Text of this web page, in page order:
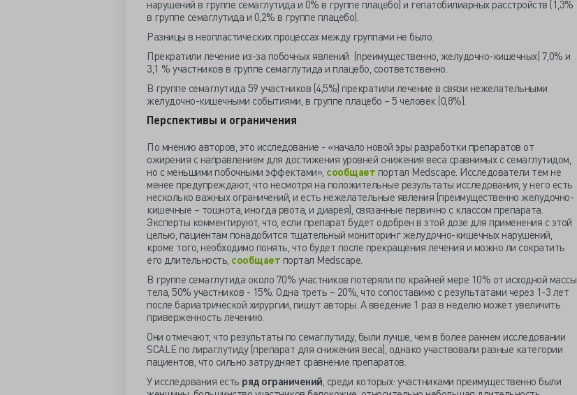
нарушений в группе семаглутида и 0% в группе плацебо) и гепатобилиарных расстройств (1,3%
в группе семаглутида и 0,2% в группе плацебо).
Разницы в неопластических процессах между группами не было.
Прекратили лечение из-за побочных явлений (преимущественно, желудочно-кишечных) 7,0% и
3,1 % участников в группе семаглутида и плацебо, соответственно.
В группе семаглутида 59 участников (4,5%) прекратили лечение в связи нежелательными
желудочно-кишечными событиями, в группе плацебо – 5 человек (0,8%).
Перспективы и ограничения
По мнению авторов, это исследование - «начало новой эры разработки препаратов от
ожирения с направлением для достижения уровней снижения веса сравнимых с семаглутидом,
но с меньшими побочными эффектами», сообщает портал Medscape. Исследователи тем не
менее предупреждают, что несмотря на положительные результаты исследования, у него есть
несколько важных ограничений, и есть нежелательные явления (преимущественно желудочно-
кишечные – тошнота, иногда рвота, и диарея), связанные первично с классом препарата.
Эксперты комментируют, что, если препарат будет одобрен в этой дозе для применения с этой
целью, пациентам понадобится тщательный мониторинг желудочно-кишечных нарушений,
кроме того, необходимо понять, что будет после прекращения лечения и можно ли сократить
его длительность, сообщает портал Medscape.
В группе семаглутида около 70% участников потеряли по крайней мере 10% от исходной массы
тела, 50% участников - 15%. Одна треть – 20%, что сопоставимо с результатами через 1-3 лет
после бариатрической хирургии, пишут авторы. А введение 1 раз в неделю может увеличить
приверженность лечению.
Они отмечают, что результаты по семаглутиду, были лучше, чем в более раннем исследовании
SCALE по лираглутиду (препарат для снижения веса), однако участвовали разные категории
пациентов, что сильно затрудняет сравнение препаратов.
У исследования есть ряд ограничений, среди которых: участниками преимущественно были